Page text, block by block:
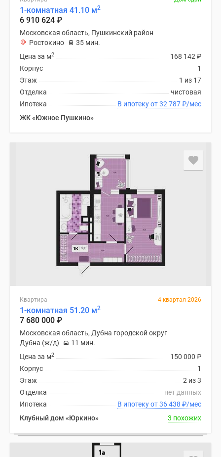
1-комнатная 41.10 м2
6 910 624 ₽
Московская область, Пушкинский район
Ростокино
35 мин.
168 142 ₽
Цена за м2
1
Корпус
1 из 17
Этаж
чистовая
Отделка
В ипотеку от 32 787₽/мес
Ипотека
ЖК «Южное Пушкино»
Квартира 4 квартал 2026
1-комнатная 51.20 м2
7 680 000 ₽
Московская область, Дубна городской округ
Дубна (ж/д)
11 мин.
150 000 ₽
Цена за м2
1
Корпус
2 из 3
Этаж
нет данных
Отделка
В ипотеку от 36 438 ₽/мес
Ипотека
Клубный дом «Юркино»
3 похожих